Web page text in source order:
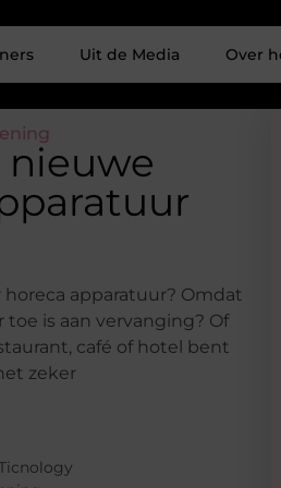
Uit de Media Over
nieuwe
horeca apparatuur? Omdat
is aan vervanging? Of
café of hotel bent
zeker